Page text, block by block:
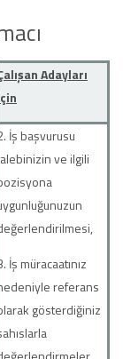
Adayları
İş başvurusu
ve ilgili
İş müracaatınız
referans
gösterdiğiniz